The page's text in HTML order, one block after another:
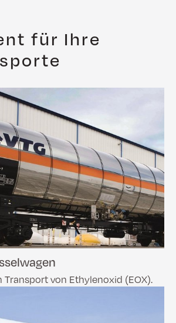
für Ihre
von Ethylenoxid (EOX).